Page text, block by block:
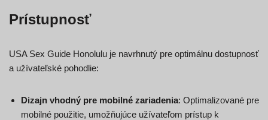
Prístupnosť
USA Sex Guide Honolulu je navrhnutý pre optimálnu dostupnosť
a užívateľské pohodlie:
Dizajn vhodný pre mobilné zariadenia: Optimalizované pre
mobilné použitie, umožňujúce užívateľom prístup k